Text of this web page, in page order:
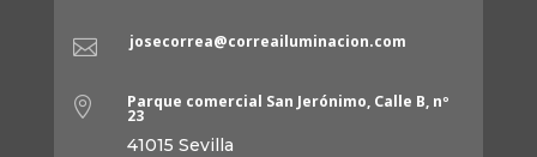
 josecorrea@correailuminacion.com
 Parque comercial San Jerónimo, Calle B, nº
23
41015 Sevilla